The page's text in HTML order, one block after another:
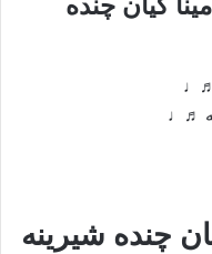
♬♩
♬♩
چنده شیرینه